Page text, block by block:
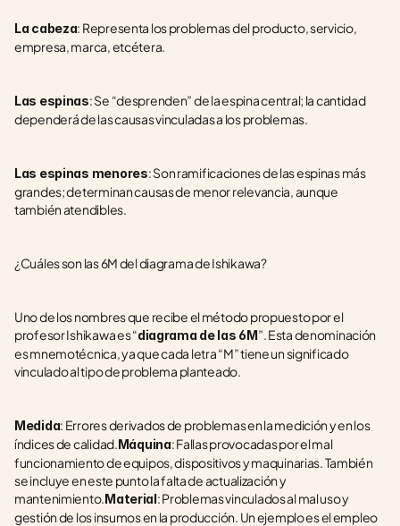
La cabeza: Representa los problemas del producto, servicio,
empresa, marca, etcétera.
Las espinas: Se “desprenden” de la espina central; la cantidad
dependerá de las causas vinculadas a los problemas.
Las espinas menores: Son ramificaciones de las espinas más
grandes; determinan causas de menor relevancia, aunque
también atendibles.
¿Cuáles son las 6M del diagrama de Ishikawa?
Uno de los nombres que recibe el método propuesto por el
profesor Ishikawa es “diagrama de las 6M”. Esta denominación
es mnemotécnica, ya que cada letra “M” tiene un significado
vinculado al tipo de problema planteado.
Medida: Errores derivados de problemas en la medición y en los
índices de calidad.Máquina: Fallas provocadas por el mal
funcionamiento de equipos, dispositivos y maquinarias. También
se incluye en este punto la falta de actualización y
mantenimiento.Material: Problemas vinculados al mal uso y
gestión de los insumos en la producción. Un ejemplo es el empleo